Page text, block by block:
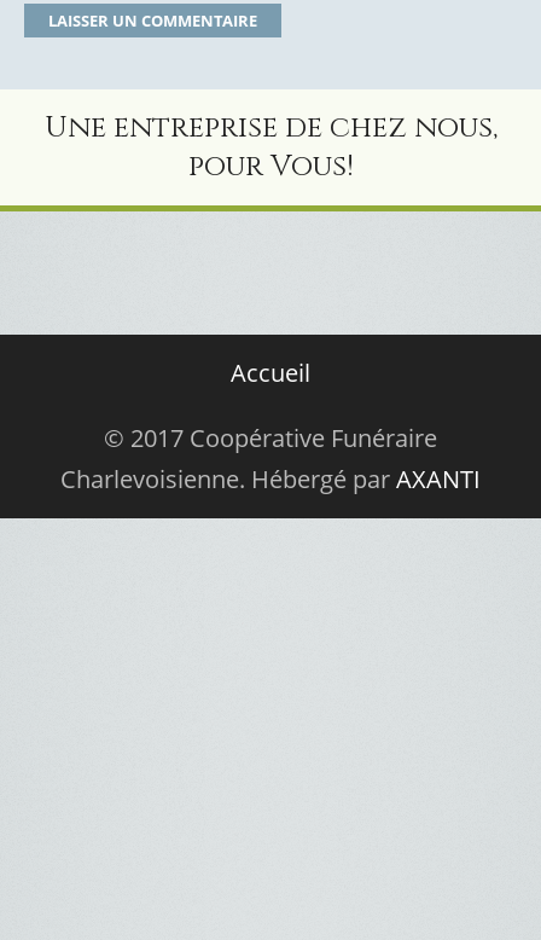
Une entreprise de chez nous,
pour Vous!
Accueil
© 2017 Coopérative Funéraire
Charlevoisienne. Hébergé parAXANTI